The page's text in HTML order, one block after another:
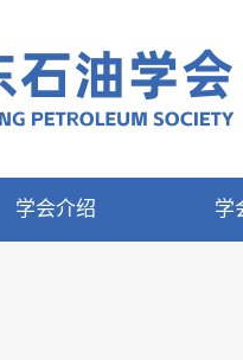
学会介绍 学